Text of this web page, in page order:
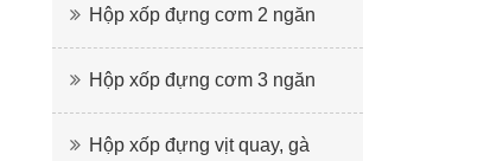
Hộp xốp đựng cơm 2 ngăn
Hộp xốp đựng cơm 3 ngăn
Hộp xốp đựng vịt quay, gà